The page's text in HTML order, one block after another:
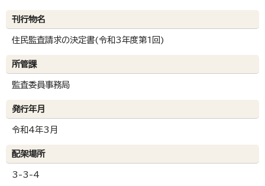
刊行物名
住民監査請求の決定書(令和3年度第1回)
所管課
監査委員事務局
発行年月
令和4年3月
配架場所
3-3-4